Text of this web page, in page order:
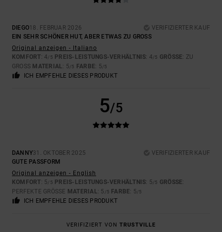
DIEGO18. FEBRUAR 2026
VERIFIZIERTER KAUF
EIN SEHR SCHÖNER HUT, ABER ETWAS ZU GROSS
Original anzeigen - Italiano
KOMFORT: 4/5 PREIS-LEISTUNGS-VERHÄLTNIS: 4/5 GRÖSSE : ZU
GROSS MATERIAL: 5/5 FARBE: 5/5
ICH EMPFEHLE DIESES PRODUKT
5/5
DANNY31. OKTOBER 2025
VERIFIZIERTER KAUF
GUTE PASSFORM
Original anzeigen - English
KOMFORT: 5/5 PREIS-LEISTUNGS-VERHÄLTNIS: 5/5 GRÖSSE :
PERFEKTE GRÖSSE MATERIAL: 5 /5 FARBE: 5/5
ICH EMPFEHLE DIESES PRODUKT
VERIFIZIERT VON TRUSTVILLE